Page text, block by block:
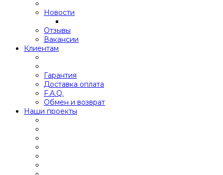
Новости
Отзывы
Вакансии
Клиентам
Гарантия
Доставка оплата
F.A.Q.
Обмен и возврат
Наши проекты